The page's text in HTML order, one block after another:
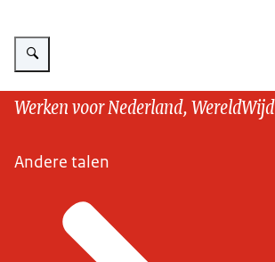
Vergroot afbeelding Cursussen voor partners
Werken voor Nederland, WereldWijd
Andere talen